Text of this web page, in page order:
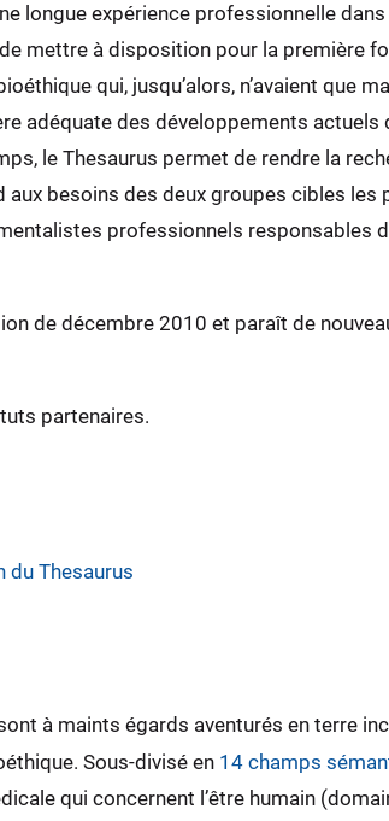
longue expérience professionnelle
mettre à disposition pour la première
qui, jusqu’alors, n’avaient que
adéquate des développements actuels
le Thesaurus permet de rendre la
besoins des deux groupes cibles
professionnels responsables
de décembre 2010 et paraît de
partenaires.
du Thesaurus
à maints égards aventurés en terre
Sous-divisé en 14 champs
qui concernent l’être humain